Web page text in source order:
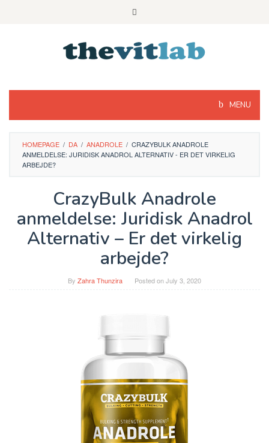
MENU
HOMEPAGE / DA / ANADROLE / CRAZYBULK ANADROLE
ANMELDELSE: JURIDISK ANADROL ALTERNATIV - ER DET VIRKELIG
ARBEJDE?
CrazyBulk Anadrole
anmeldelse: Juridisk Anadrol
Alternativ – Er det virkelig
arbejde?
By Zahra Thunzira Posted onJuly 3, 2020